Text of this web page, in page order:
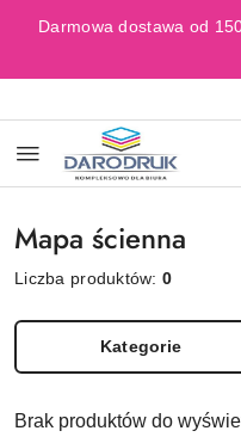
Przejdź do treści
Przejdź do
Przejdź do moje
Przejdź do menu
Przejdź do stopki
Darmowa dostawa od
Mapa ścienna
Liczba produktów:0
Kategorie
Brak produktów do